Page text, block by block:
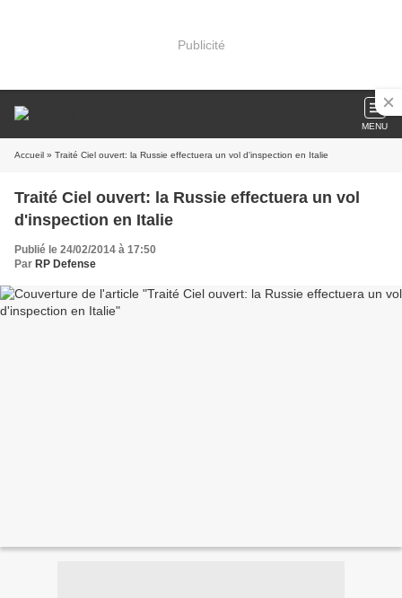
Publicité
MENU
Accueil » Traité Ciel ouvert: la Russie effectuera un vol d'inspection en Italie
Traité Ciel ouvert: la Russie effectuera un vol
d'inspection en Italie
Publié le 24/02/2014 à 17:50
Par RP Defense